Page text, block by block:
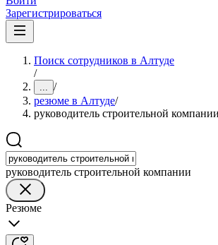
Зарегистрироваться
Поиск сотрудников в Алтуде
/
... /
резюме в Алтуде/
руководитель строительной компании
руководитель строительной компании
Резюме